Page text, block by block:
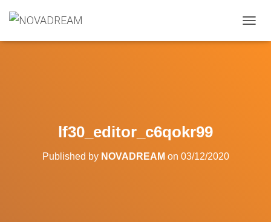
lf30_editor_c6qokr99
Published by NOVADREAM on 03/12/2020